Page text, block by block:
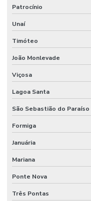
Patrocínio
Unaí
Timóteo
João Monlevade
Viçosa
Lagoa Santa
São Sebastião do Paraíso
Formiga
Januária
Mariana
Ponte Nova
Três Pontas